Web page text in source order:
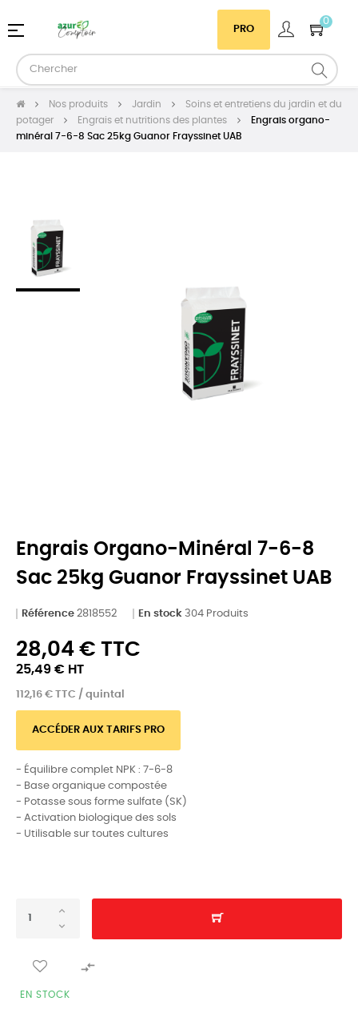
PRO
0
Basculer
navigation
☰
Nos produits Jardin
Soins et entretiens du jardin et du
potager
Engrais et nutritions des plantes
Engrais organo-
minéral 7-6-8 Sac 25kg Guanor Frayssinet UAB
Engrais Organo-Minéral 7-6-8
Sac 25kg Guanor Frayssinet UAB
Référence 2818552 En stock 304 Produits
28,04 € TTC
25,49 € HT
112,16 € TTC / quintal
ACCÉDER AUX TARIFS PRO
- Équilibre complet NPK : 7-6-8
- Base organique compostée
- Potasse sous forme sulfate (SK)
- Activation biologique des sols
- Utilisable sur toutes cultures

EN STOCK